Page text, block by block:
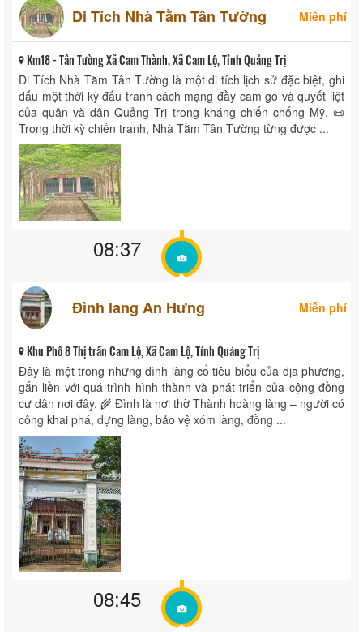
Di Tích Nhà Tằm Tân Tường Miễn phí
Km18 - Tân Tường Xã Cam Thành, Xã Cam Lộ, Tỉnh Quảng Trị
Di Tích Nhà Tằm Tân Tường là một di tích lịch sử đặc biệt, ghi
dấu một thời kỳ đấu tranh cách mạng đầy cam go và quyết liệt
của quân và dân Quảng Trị trong kháng chiến chống Mỹ. 📜
Trong thời kỳ chiến tranh, Nhà Tằm Tân Tường từng được ...
08:37
Đình lang An Hưng Miễn phí
Khu Phố 8 Thị trấn Cam Lộ, Xã Cam Lộ, Tỉnh Quảng Trị
Đây là một trong những đình làng cổ tiêu biểu của địa phương,
gắn liền với quá trình hình thành và phát triển của cộng đồng
cư dân nơi đây. 🌾 Đình là nơi thờ Thành hoàng làng – người có
công khai phá, dựng làng, bảo vệ xóm làng, đồng ...
08:45